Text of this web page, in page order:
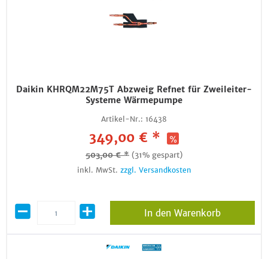
Daikin KHRQM22M75T Abzweig Refnet für Zweileiter-
Systeme Wärmepumpe
Artikel-Nr.: 16438
349,00 € *
503,00 € * (31% gespart)
inkl. MwSt. zzgl. Versandkosten
In den Warenkorb